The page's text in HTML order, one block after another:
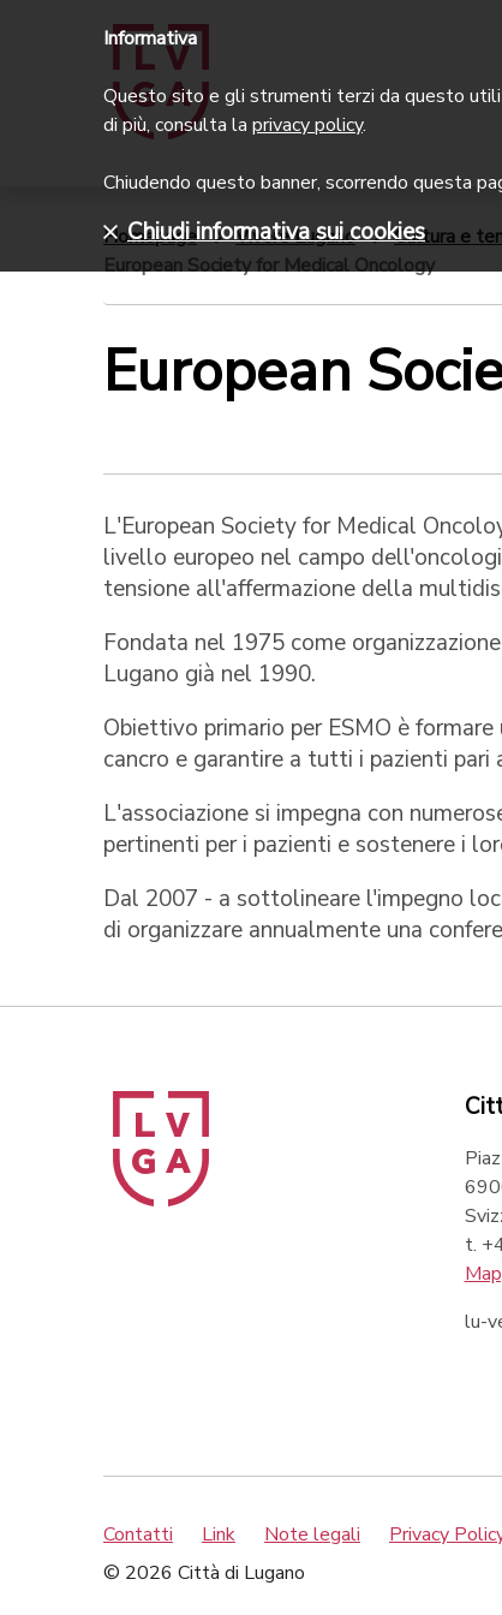
Homepage Vivere Lugano Cultura e
European Society for Medical Oncology
European
L'European Society for Medical
livello europeo nel campo
tensione all'affermazione della
Fondata nel 1975 come
Lugano già nel 1990.
Obiettivo primario per ESMO è
cancro e garantire a tutti i pazienti
L'associazione si impegna con
pertinenti per i pazienti e sostenere i
Dal 2007 - a sottolineare l'impegno
di organizzare annualmente una
t.
lu-
Contatti Link Note legali Privacy
© 2026 Città di Lugano
Informativa
Questo sito e gli strumenti terzi da questo
di più, consulta la privacy policy.
Chiudendo questo banner, scorrendo questa
Chiudi informativa sui cookies